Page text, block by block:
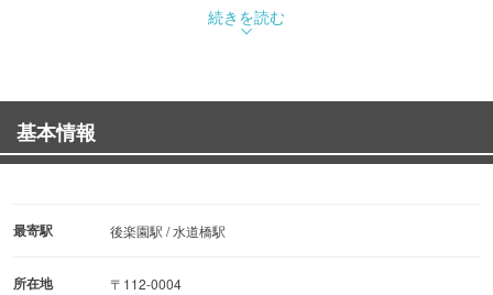
続きを読む
基本情報
最寄駅 後楽園駅 / 水道橋駅
所在地
〒112-0004